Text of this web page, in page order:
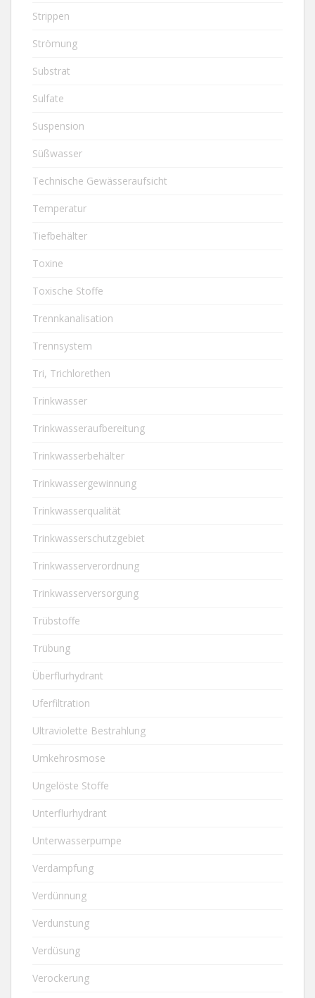
Strippen
Strömung
Substrat
Sulfate
Suspension
Süßwasser
Technische Gewässeraufsicht
Temperatur
Tiefbehälter
Toxine
Toxische Stoffe
Trennkanalisation
Trennsystem
Tri, Trichlorethen
Trinkwasser
Trinkwasseraufbereitung
Trinkwasserbehälter
Trinkwassergewinnung
Trinkwasserqualität
Trinkwasserschutzgebiet
Trinkwasserverordnung
Trinkwasserversorgung
Trübstoffe
Trübung
Überflurhydrant
Uferfiltration
Ultraviolette Bestrahlung
Umkehrosmose
Ungelöste Stoffe
Unterflurhydrant
Unterwasserpumpe
Verdampfung
Verdünnung
Verdunstung
Verdüsung
Verockerung